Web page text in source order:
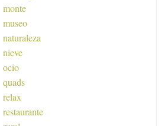
monte
museo
naturaleza
nieve
ocio
quads
relax
restaurante